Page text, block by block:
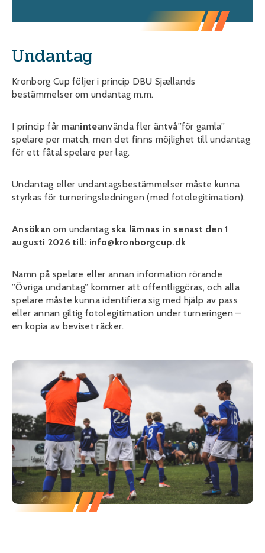
Undantag
Kronborg Cup följer i princip DBU Sjællands
bestämmelser om undantag m.m.
I princip får maninteanvända fler äntvå”för gamla”
spelare per match, men det finns möjlighet till undantag
för ett fåtal spelare per lag.
Undantag eller undantagsbestämmelser måste kunna
styrkas för turneringsledningen (med fotolegitimation).
Ansökan om undantag ska lämnas in senast den 1
augusti 2026 till: info@kronborgcup.dk
Namn på spelare eller annan information rörande
”Övriga undantag” kommer att offentliggöras, och alla
spelare måste kunna identifiera sig med hjälp av pass
eller annan giltig fotolegitimation under turneringen –
en kopia av beviset räcker.